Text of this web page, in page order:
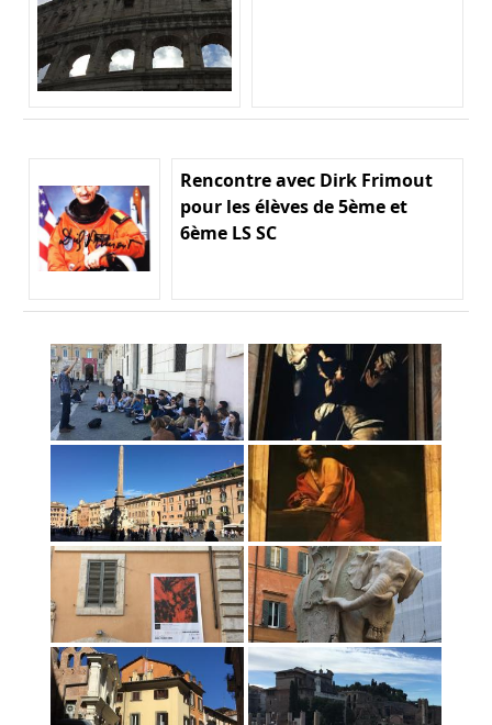
Rencontre avec Dirk Frimout
pour les élèves de 5ème et
6ème LS SC